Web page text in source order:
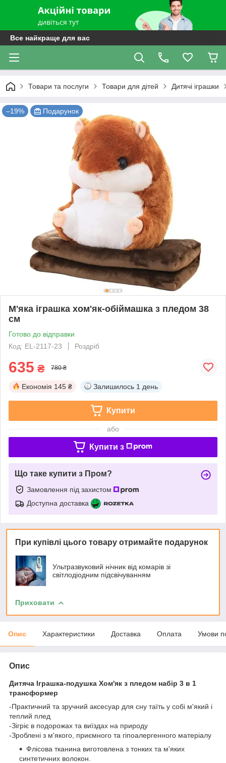
Все найкраще для вас
Товари та послуги Товари для дітей Дитячі іграшки
–19% Подарунок
М'яка іграшка хом'як-обіймашка з пледом 38
см
Готово до відправки
Код: EL-2117-23
Роздріб
635 ₴ 780 ₴
Економія 145 ₴ Залишилось 1 день
Купити
або
Купити з
Що таке купити з Пром?
Замовлення під захистом
Доступна доставка
При купівлі цього товару отримайте подарунок
Ультразвуковий нічник від комарів зі
світлодіодним підсвічуванням
Приховати
Опис Характеристики Доставка Оплата Умови
Опис
Дитяча Іграшка-подушка Хом'як з пледом набір 3 в 1
трансформер
-Практичний та зручний аксесуар для сну таїть у собі м'який і
теплий плед
-Зігріє в подорожах та виїздах на природу
-Зроблені з м'якого, приємного та гіпоалергенного матеріалу
Флісова тканина виготовлена ​​з тонких та м'яких
синтетичних волокон.